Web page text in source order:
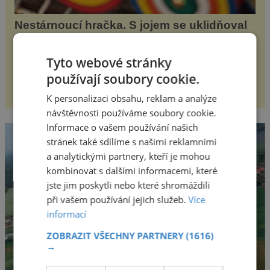
Nestárnoucí hračka. S jojem se uklidňoval
už Napoleon I. Bonaparte
francouzský armádě a čekáte na velkou bitvu. Všude
kolem vás jsou děla a ostatní nervózní vojáci. A co
děláte vy? Hrajete si… s jojem! Zdá se v...
Tyto webové stránky
používají soubory cookie.
K personalizaci obsahu, reklam a analýze
návštěvnosti používáme soubory cookie.
Informace o vašem používání našich
stránek také sdílíme s našimi reklamními
a analytickými partnery, kteří je mohou
kombinovat s dalšími informacemi, které
jste jim poskytli nebo které shromáždili
při vašem používání jejich služeb.Více
informací
ZOBRAZIT VŠECHNY PARTNERY(1616)
→